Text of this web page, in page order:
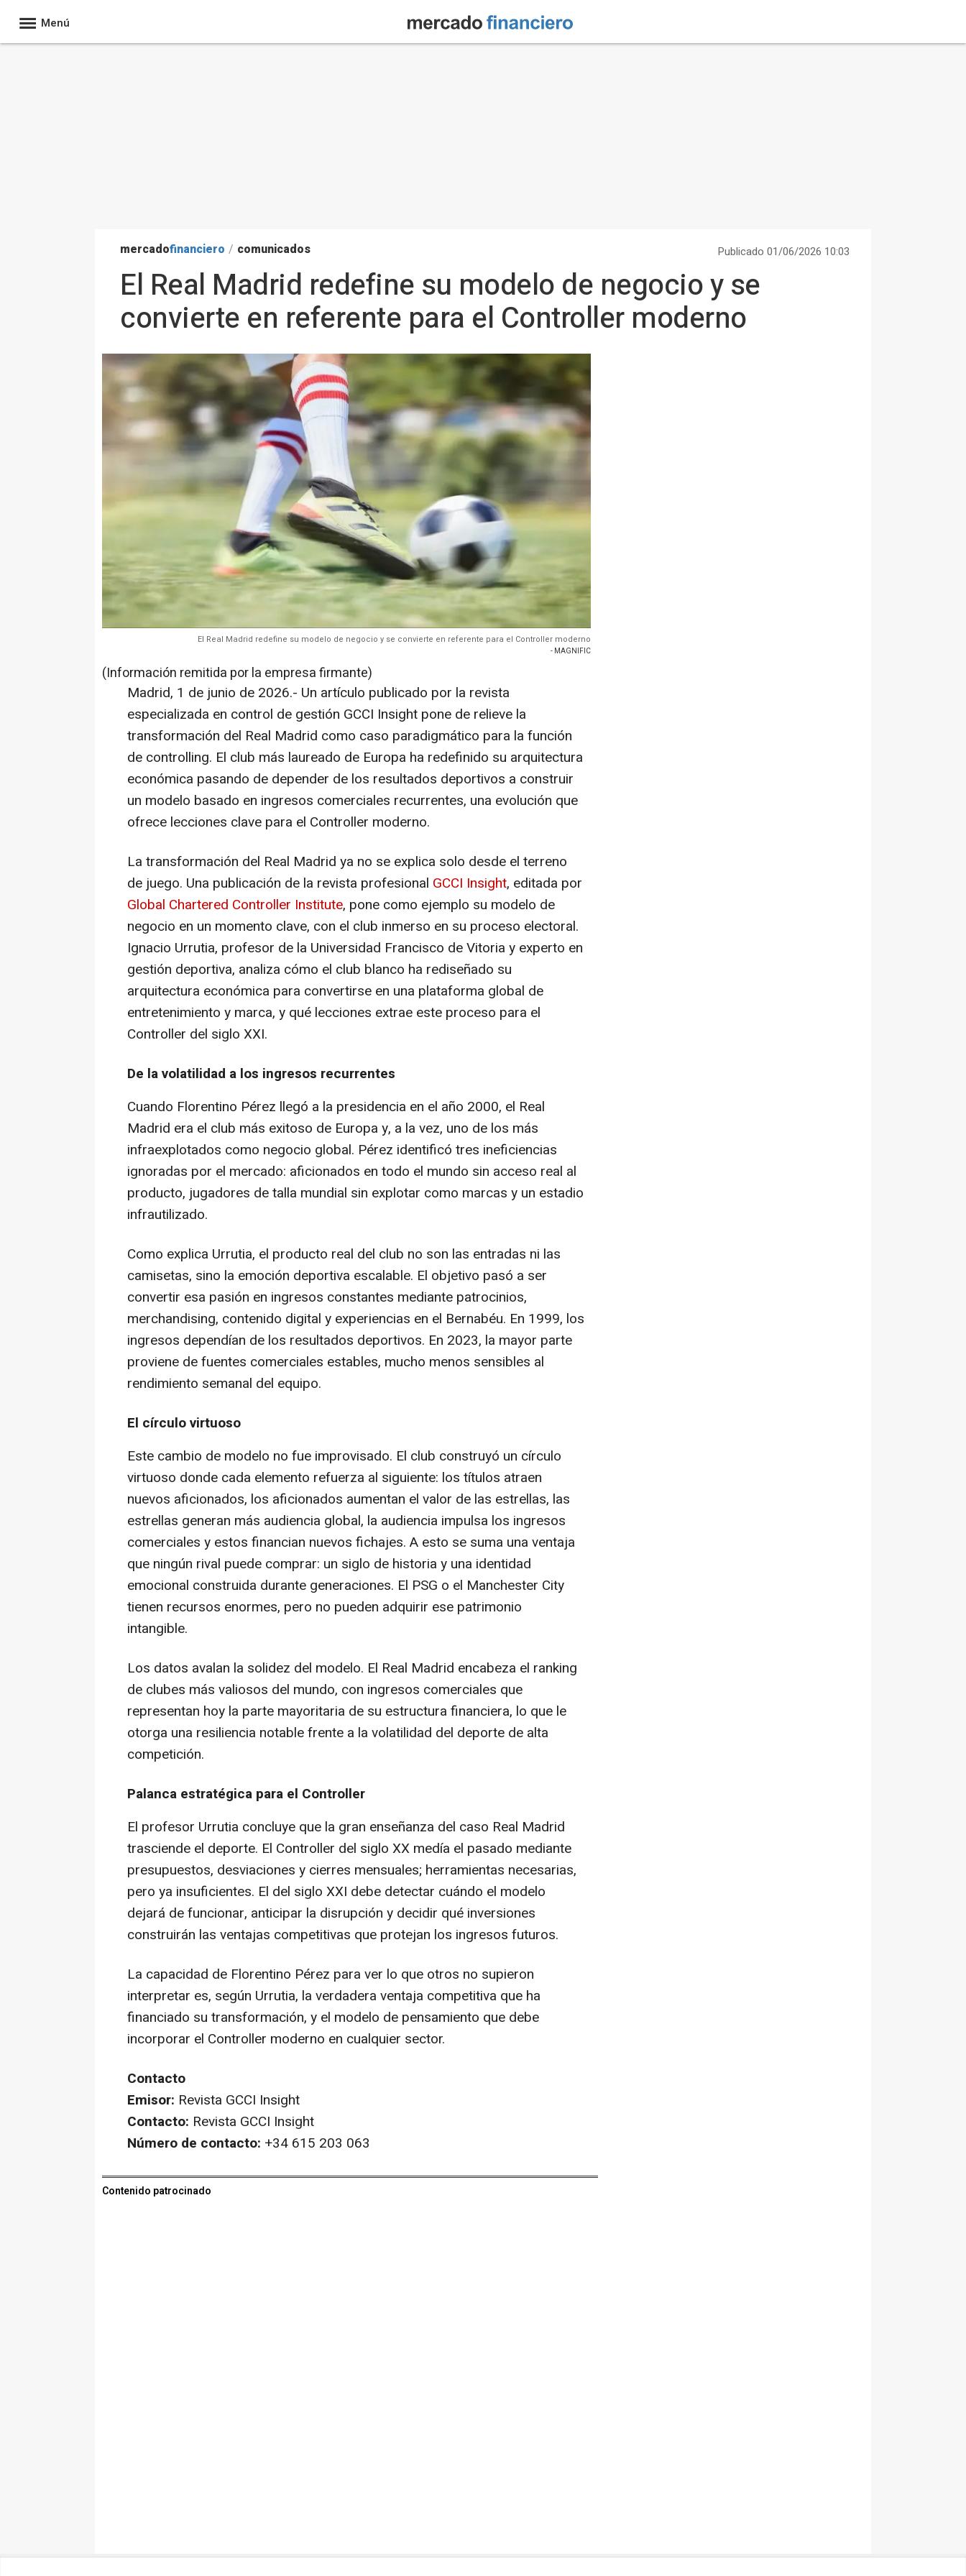
Menú
mercadofinanciero / comunicados Publicado 01/06/2026 10:03
El Real Madrid redefine su modelo de negocio y se
convierte en referente para el Controller moderno
El Real Madrid redefine su modelo de negocio y se convierte en referente para el Controller moderno
- MAGNIFIC
(Información remitida por la empresa firmante)
Madrid, 1 de junio de 2026.- Un artículo publicado por la revista
especializada en control de gestión GCCI Insight pone de relieve la
transformación del Real Madrid como caso paradigmático para la función
de controlling. El club más laureado de Europa ha redefinido su arquitectura
económica pasando de depender de los resultados deportivos a construir
un modelo basado en ingresos comerciales recurrentes, una evolución que
ofrece lecciones clave para el Controller moderno.
La transformación del Real Madrid ya no se explica solo desde el terreno
de juego. Una publicación de la revista profesional GCCI Insight, editada por
Global Chartered Controller Institute, pone como ejemplo su modelo de
negocio en un momento clave, con el club inmerso en su proceso electoral.
Ignacio Urrutia, profesor de la Universidad Francisco de Vitoria y experto en
gestión deportiva, analiza cómo el club blanco ha rediseñado su
arquitectura económica para convertirse en una plataforma global de
entretenimiento y marca, y qué lecciones extrae este proceso para el
Controller del siglo XXI.
De la volatilidad a los ingresos recurrentes
Cuando Florentino Pérez llegó a la presidencia en el año 2000, el Real
Madrid era el club más exitoso de Europa y, a la vez, uno de los más
infraexplotados como negocio global. Pérez identificó tres ineficiencias
ignoradas por el mercado: aficionados en todo el mundo sin acceso real al
producto, jugadores de talla mundial sin explotar como marcas y un estadio
infrautilizado.
Como explica Urrutia, el producto real del club no son las entradas ni las
camisetas, sino la emoción deportiva escalable. El objetivo pasó a ser
convertir esa pasión en ingresos constantes mediante patrocinios,
merchandising, contenido digital y experiencias en el Bernabéu. En 1999, los
ingresos dependían de los resultados deportivos. En 2023, la mayor parte
proviene de fuentes comerciales estables, mucho menos sensibles al
rendimiento semanal del equipo.
El círculo virtuoso
Este cambio de modelo no fue improvisado. El club construyó un círculo
virtuoso donde cada elemento refuerza al siguiente: los títulos atraen
nuevos aficionados, los aficionados aumentan el valor de las estrellas, las
estrellas generan más audiencia global, la audiencia impulsa los ingresos
comerciales y estos financian nuevos fichajes. A esto se suma una ventaja
que ningún rival puede comprar: un siglo de historia y una identidad
emocional construida durante generaciones. El PSG o el Manchester City
tienen recursos enormes, pero no pueden adquirir ese patrimonio
intangible.
Los datos avalan la solidez del modelo. El Real Madrid encabeza el ranking
de clubes más valiosos del mundo, con ingresos comerciales que
representan hoy la parte mayoritaria de su estructura financiera, lo que le
otorga una resiliencia notable frente a la volatilidad del deporte de alta
competición.
Palanca estratégica para el Controller
El profesor Urrutia concluye que la gran enseñanza del caso Real Madrid
trasciende el deporte. El Controller del siglo XX medía el pasado mediante
presupuestos, desviaciones y cierres mensuales; herramientas necesarias,
pero ya insuficientes. El del siglo XXI debe detectar cuándo el modelo
dejará de funcionar, anticipar la disrupción y decidir qué inversiones
construirán las ventajas competitivas que protejan los ingresos futuros.
La capacidad de Florentino Pérez para ver lo que otros no supieron
interpretar es, según Urrutia, la verdadera ventaja competitiva que ha
financiado su transformación, y el modelo de pensamiento que debe
incorporar el Controller moderno en cualquier sector.
Contacto
Emisor: Revista GCCI Insight
Contacto: Revista GCCI Insight
Número de contacto: +34 615 203 063
Contenido patrocinado